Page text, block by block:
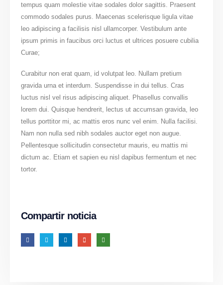
tempus quam molestie vitae sodales dolor sagittis. Praesent
commodo sodales purus. Maecenas scelerisque ligula vitae
leo adipiscing a facilisis nisl ullamcorper. Vestibulum ante
ipsum primis in faucibus orci luctus et ultrices posuere cubilia
Curae;
Curabitur non erat quam, id volutpat leo. Nullam pretium
gravida urna et interdum. Suspendisse in dui tellus. Cras
luctus nisl vel risus adipiscing aliquet. Phasellus convallis
lorem dui. Quisque hendrerit, lectus ut accumsan gravida, leo
tellus porttitor mi, ac mattis eros nunc vel enim. Nulla facilisi.
Nam non nulla sed nibh sodales auctor eget non augue.
Pellentesque sollicitudin consectetur mauris, eu mattis mi
dictum ac. Etiam et sapien eu nisl dapibus fermentum et nec
tortor.
Compartir noticia